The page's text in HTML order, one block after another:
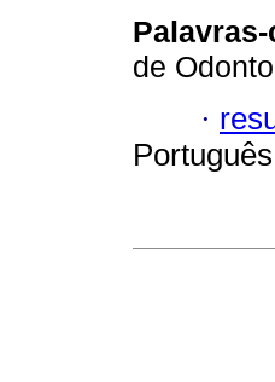
de
·